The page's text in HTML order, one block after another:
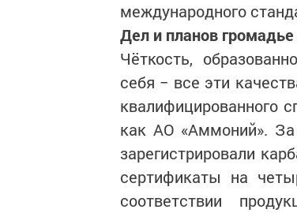
международного
Дел и планов громадье
Чёткость,
себя − все эти
квалифицированного
как АО «Аммоний». За
зарегистрировали
сертификаты на
соответствии